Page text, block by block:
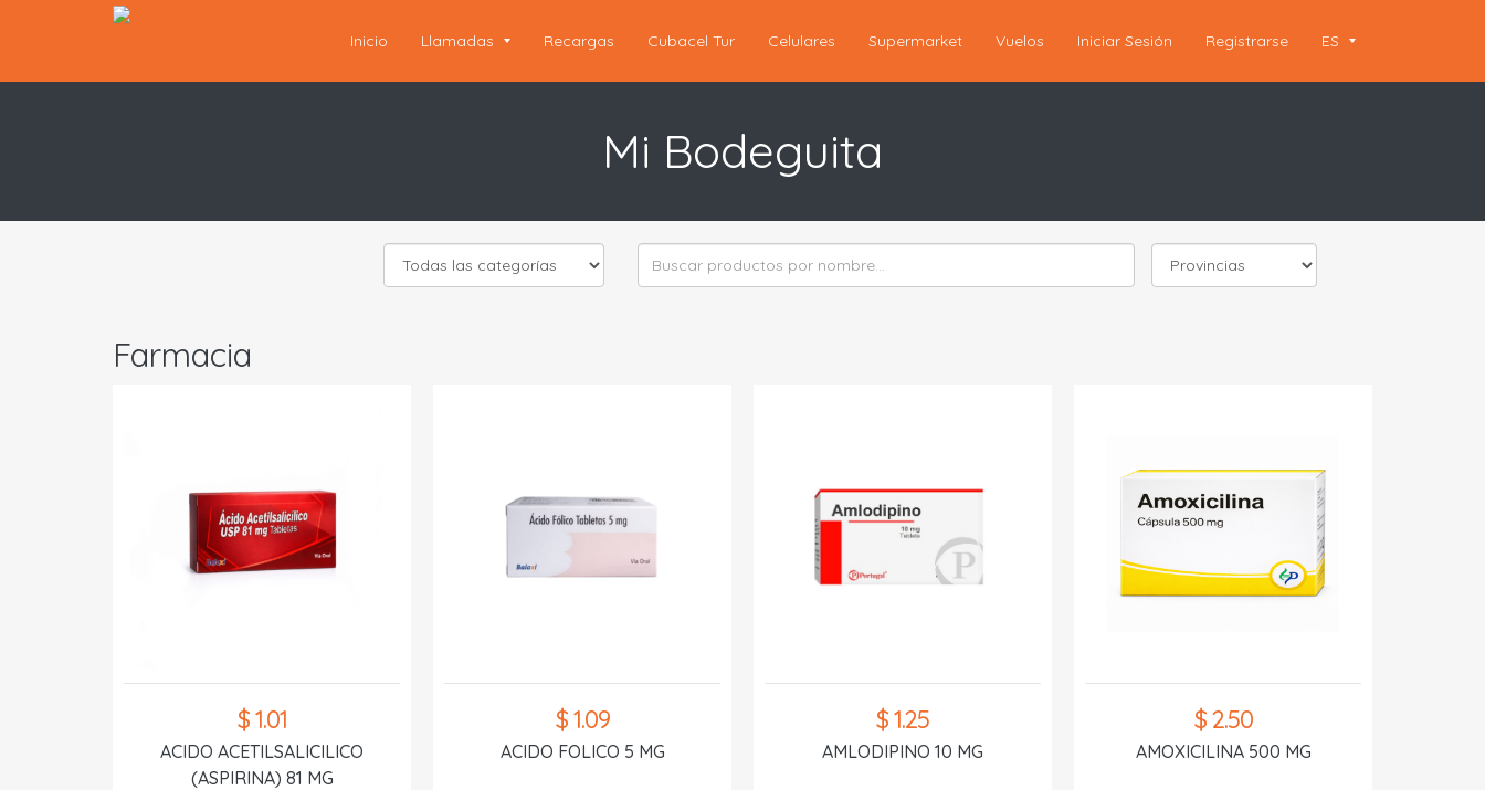
Inicio Llamadas Recargas Cubacel Tur Celulares Supermarket Vuelos Iniciar Sesión Registrarse ES
Mi Bodeguita
Farmacia
$ 1.01
ACIDO ACETILSALICILICO
(ASPIRINA) 81 MG
$ 1.09
ACIDO FOLICO 5 MG
$ 1.25
AMLODIPINO 10 MG
$ 2.50
AMOXICILINA 500 MG